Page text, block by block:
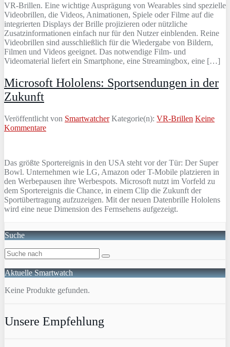
VR-Brillen. Eine wichtige Ausprägung von Wearables sind spezielle
Videobrillen, die Videos, Animationen, Spiele oder Filme auf die
integrierten Displays der Brille projizieren oder nützliche
Zusatzinformationen einfach nur für den Nutzer einblenden. Reine
Videobrillen sind ausschließlich für die Wiedergabe von Bildern,
Filmen und Videos geeignet. Das notwendige Film- und
Videomaterial liefert ein Smartphone, eine Streamingbox, eine […]
Microsoft Hololens: Sportsendungen in der
Zukunft
Veröffentlicht von Smartwatcher Kategorie(n): VR-Brillen Keine
Kommentare
Das größte Sportereignis in den USA steht vor der Tür: Der Super
Bowl. Unternehmen wie LG, Amazon oder T-Mobile platzieren in
den Werbepausen ihre Werbespots. Microsoft nutzt im Vorfeld zu
dem Sportereignis die Chance, in einem Clip die Zukunft der
Sportübertragung aufzuzeigen. Mit der neuen Datenbrille Hololens
wird eine neue Dimension des Fernsehens aufgezeigt.
Suche
Aktuelle Smartwatch
Keine Produkte gefunden.
Unsere Empfehlung